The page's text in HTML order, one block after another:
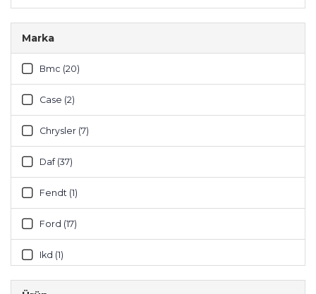
Marka
Bmc (20)
Case (2)
Chrysler (7)
Daf (37)
Fendt (1)
Ford (17)
Ikd (1)